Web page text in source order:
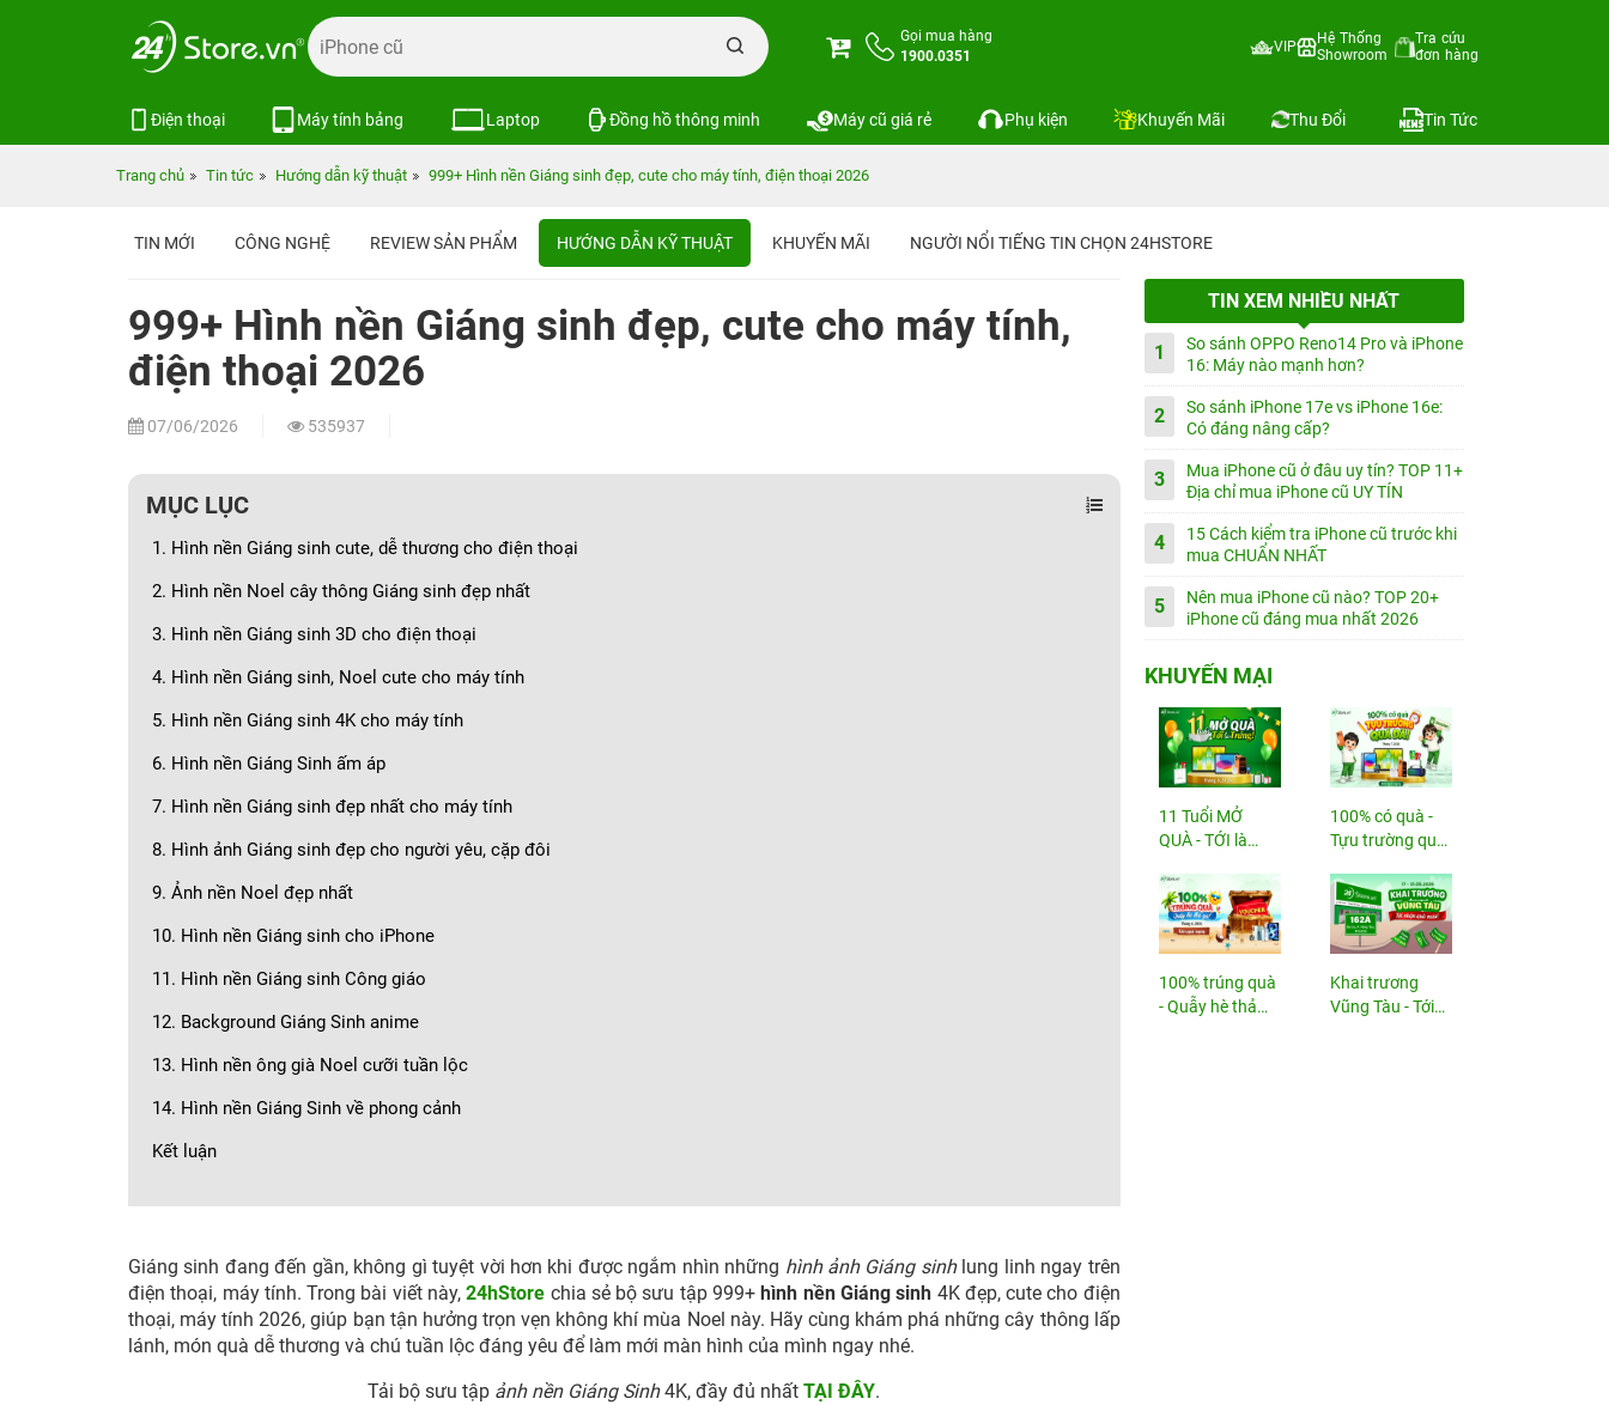
Gọi mua hàng
1900.0351
VIP
Hệ Thống
Showroom
Tra cứu
đơn hàng
Điện thoại Máy tính bảng Laptop Đồng hồ thông minh Máy cũ giá rẻ Phụ kiện Khuyến Mãi Thu Đổi Tin Tức
Trang chủ Tin tức Hướng dẫn kỹ thuật 999+ Hình nền Giáng sinh đẹp, cute cho máy tính, điện thoại 2026
TIN MỚI CÔNG NGHỆ REVIEW SẢN PHẨM HƯỚNG DẪN KỸ THUẬT KHUYẾN MÃI NGƯỜI NỔI TIẾNG TIN CHỌN 24HSTORE
999+ Hình nền Giáng sinh đẹp, cute cho máy tính,
điện thoại 2026
07/06/2026 535937
MỤC LỤC
1. Hình nền Giáng sinh cute, dễ thương cho điện thoại
2. Hình nền Noel cây thông Giáng sinh đẹp nhất
3. Hình nền Giáng sinh 3D cho điện thoại
4. Hình nền Giáng sinh, Noel cute cho máy tính
5. Hình nền Giáng sinh 4K cho máy tính
6. Hình nền Giáng Sinh ấm áp
7. Hình nền Giáng sinh đẹp nhất cho máy tính
8. Hình ảnh Giáng sinh đẹp cho người yêu, cặp đôi
9. Ảnh nền Noel đẹp nhất
10. Hình nền Giáng sinh cho iPhone
11. Hình nền Giáng sinh Công giáo
12. Background Giáng Sinh anime
13. Hình nền ông già Noel cưỡi tuần lộc
14. Hình nền Giáng Sinh về phong cảnh
Kết luận
Giáng sinh đang đến gần, không gì tuyệt vời hơn khi được ngắm nhìn những hình ảnh Giáng sinhlung linh ngay trên
điện thoại, máy tính. Trong bài viết này,24hStore chia sẻ bộ sưu tập 999+hình nền Giáng sinh 4K đẹp, cute cho điện
thoại, máy tính 2026, giúp bạn tận hưởng trọn vẹn không khí mùa Noel này. Hãy cùng khám phá những cây thông lấp
lánh, món quà dễ thương và chú tuần lộc đáng yêu để làm mới màn hình của mình ngay nhé.
Tải bộ sưu tập ảnh nền Giáng Sinh4K, đầy đủ nhấtTẠI ĐÂY.
TIN XEM NHIỀU NHẤT
1
So sánh OPPO Reno14 Pro và iPhone
16: Máy nào mạnh hơn?
2
So sánh iPhone 17e vs iPhone 16e:
Có đáng nâng cấp?
3
Mua iPhone cũ ở đâu uy tín? TOP 11+
Địa chỉ mua iPhone cũ UY TÍN
4
15 Cách kiểm tra iPhone cũ trước khi
mua CHUẨN NHẤT
5
Nên mua iPhone cũ nào? TOP 20+
iPhone cũ đáng mua nhất 2026
KHUYẾN MẠI
11 Tuổi MỞ
QUÀ - TỚI là
100% có quà -
Tựu trường quá
100% trúng quà
- Quẫy hè thả
Khai trương
Vũng Tàu - Tới